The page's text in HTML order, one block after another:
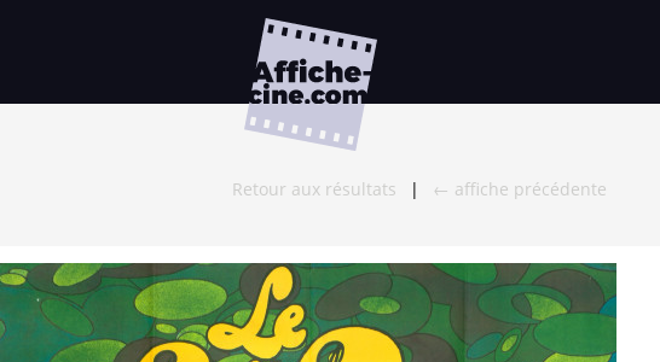
Retour aux résultats | ← affiche précédente